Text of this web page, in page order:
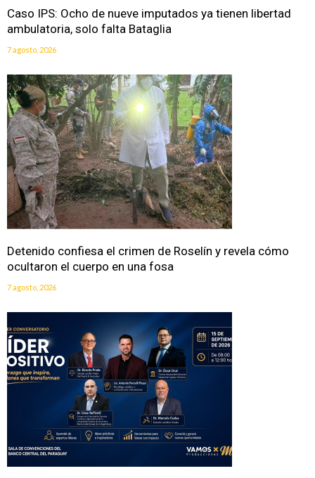
Caso IPS: Ocho de nueve imputados ya tienen libertad
ambulatoria, solo falta Bataglia
7 agosto, 2026
Detenido confiesa el crimen de Roselín y revela cómo
ocultaron el cuerpo en una fosa
7 agosto, 2026